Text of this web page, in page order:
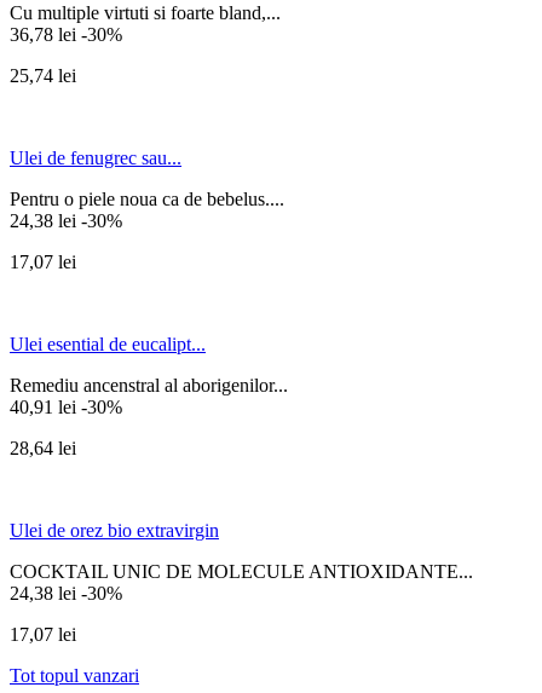
Cu multiple virtuti si foarte bland,...
36,78 lei -30%
25,74 lei
Ulei de fenugrec sau...
Pentru o piele noua ca de bebelus....
24,38 lei -30%
17,07 lei
Ulei esential de eucalipt...
Remediu ancenstral al aborigenilor...
40,91 lei -30%
28,64 lei
Ulei de orez bio extravirgin
COCKTAIL UNIC DE MOLECULE ANTIOXIDANTE...
24,38 lei -30%
17,07 lei
Tot topul vanzari